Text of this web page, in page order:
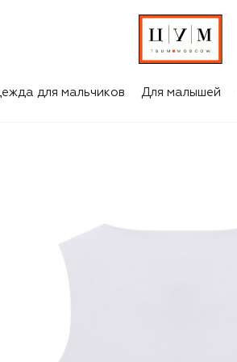
для мальчиков Для малышей